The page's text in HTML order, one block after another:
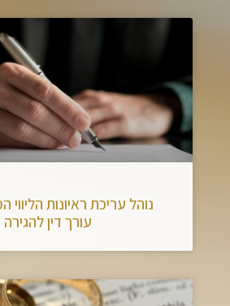
נוהל עריכת ראיונות
עורך דין להגירה